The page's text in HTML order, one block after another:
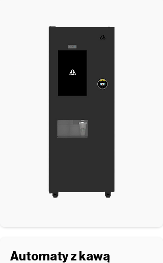
Automaty z kawą